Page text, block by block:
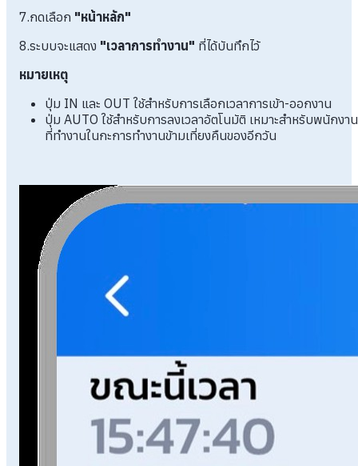
7.กดเลือก "หน้าหลัก"
8.ระบบจะแสดง "เวลาการทำงาน" ที่ได้บันทึกไว้
หมายเหตุ
ปุ่ม IN และ OUT ใช้สำหรับการเลือกเวลาการเข้า-ออกงาน
ปุ่ม AUTO ใช้สำหรับการลงเวลาอัตโนมัติ เหมาะสำหรับพนักงาน
ที่ทำงานในกะการทำงานข้ามเที่ยงคืนของอีกวัน